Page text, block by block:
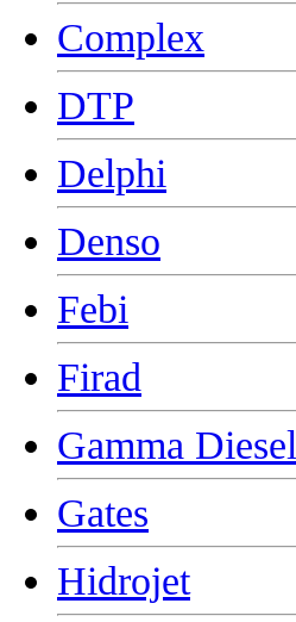
Complex
DTP
Delphi
Denso
Febi
Firad
Gamma Diesel
Gates
Hidrojet